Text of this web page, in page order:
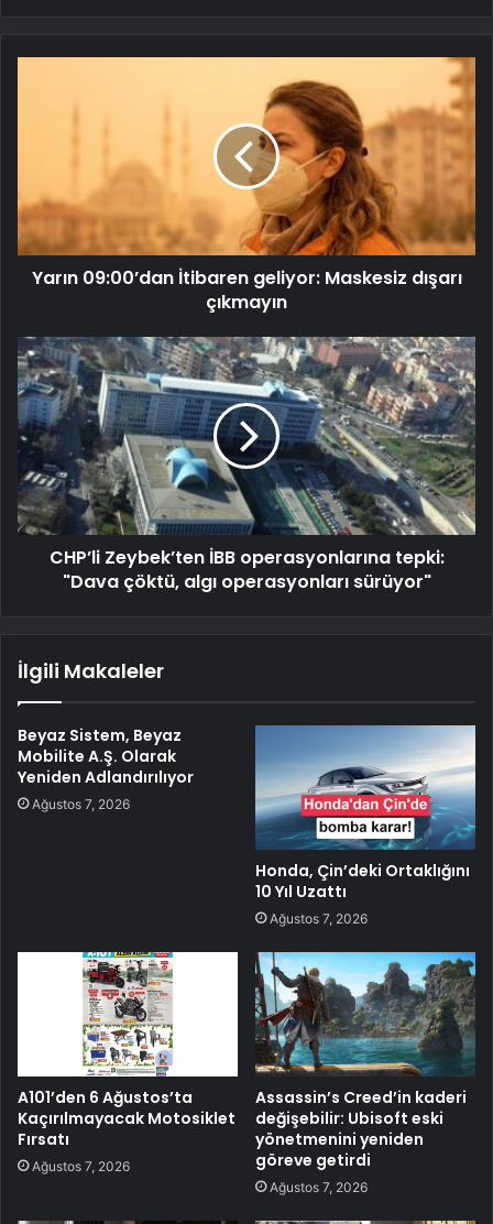
Yarın 09:00’dan İtibaren geliyor: Maskesiz dışarı
çıkmayın
CHP’li Zeybek’ten İBB operasyonlarına tepki:
"Dava çöktü, algı operasyonları sürüyor"
İlgili Makaleler
Beyaz Sistem, Beyaz
Mobilite A.Ş. Olarak
Yeniden Adlandırılıyor
Ağustos 7, 2026
Honda, Çin’deki Ortaklığını
10 Yıl Uzattı
Ağustos 7, 2026
A101’den 6 Ağustos’ta
Kaçırılmayacak Motosiklet
Fırsatı
Ağustos 7, 2026
Assassin’s Creed’in kaderi
değişebilir: Ubisoft eski
yönetmenini yeniden
göreve getirdi
Ağustos 7, 2026